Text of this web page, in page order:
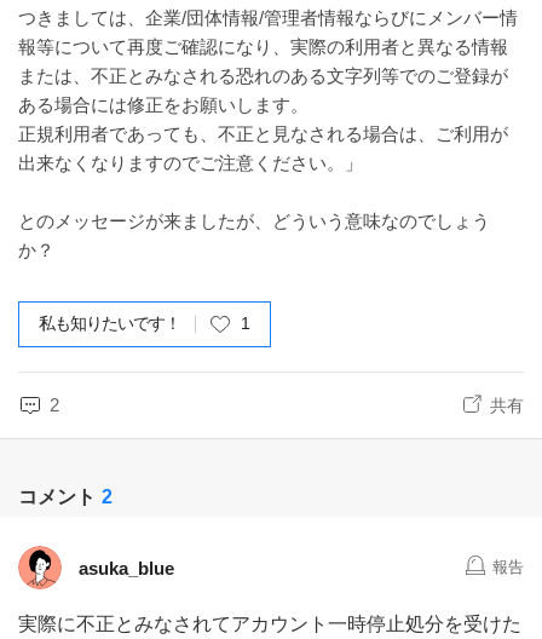
つきましては、企業/団体情報/管理者情報ならびにメンバー情
報等について再度ご確認になり、実際の利用者と異なる情報
または、不正とみなされる恐れのある文字列等でのご登録が
ある場合には修正をお願いします。
正規利用者であっても、不正と見なされる場合は、ご利用が
出来なくなりますのでご注意ください。」
とのメッセージが来ましたが、どういう意味なのでしょう
か？
私も知りたいです！ 1
2 共有
コメント 2
asuka_blue 報告
実際に不正とみなされてアカウント一時停止処分を受けた